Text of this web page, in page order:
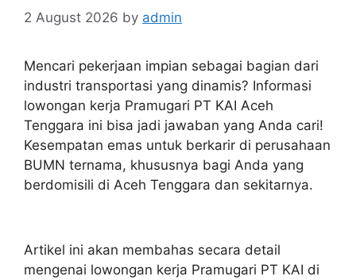
2 August 2026 by admin
Mencari pekerjaan impian sebagai bagian dari
industri transportasi yang dinamis? Informasi
lowongan kerja Pramugari PT KAI Aceh
Tenggara ini bisa jadi jawaban yang Anda cari!
Kesempatan emas untuk berkarir di perusahaan
BUMN ternama, khususnya bagi Anda yang
berdomisili di Aceh Tenggara dan sekitarnya.
Artikel ini akan membahas secara detail
mengenai lowongan kerja Pramugari PT KAI di